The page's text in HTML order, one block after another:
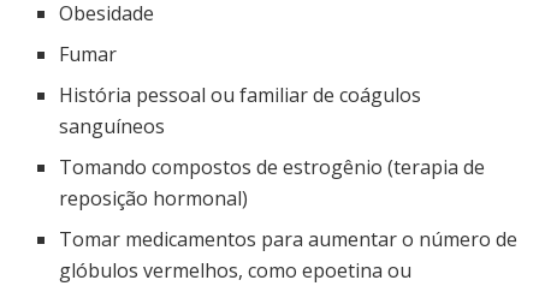
Obesidade
Fumar
História pessoal ou familiar de coágulos
sanguíneos
Tomando compostos de estrogênio (terapia de
reposição hormonal)
Tomar medicamentos para aumentar o número de
glóbulos vermelhos, como epoetina ou